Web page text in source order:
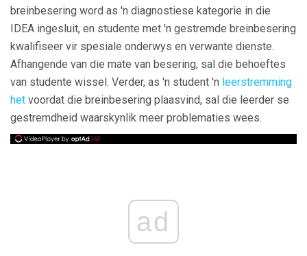
breinbesering word as 'n diagnostiese kategorie in die
IDEA ingesluit, en studente met 'n gestremde breinbesering
kwalifiseer vir spesiale onderwys en verwante dienste.
Afhangende van die mate van besering, sal die behoeftes
van studente wissel. Verder, as 'n student 'n leerstremming
het voordat die breinbesering plaasvind, sal die leerder se
gestremdheid waarskynlik meer problematies wees.
ad